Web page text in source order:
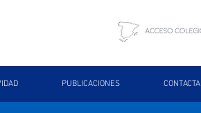
PUBLICACIONES CONTACTA